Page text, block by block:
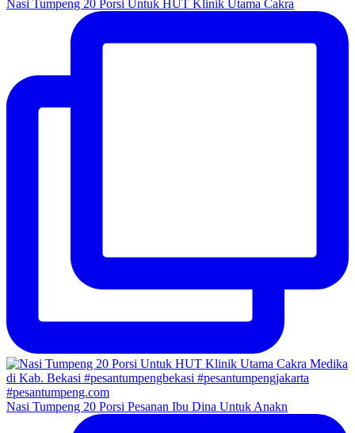
Nasi Tumpeng 20 Porsi Untuk HUT Klinik Utama Cakra
Nasi Tumpeng 20 Porsi Pesanan Ibu Dina Untuk Anakn